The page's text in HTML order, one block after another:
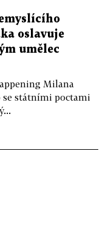
oslavuje
umělec
Milana
se státními poctami